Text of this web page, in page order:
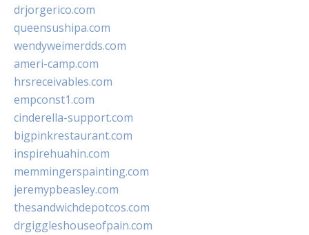
drjorgerico.com
queensushipa.com
wendyweimerdds.com
ameri-camp.com
hrsreceivables.com
empconst1.com
cinderella-support.com
bigpinkrestaurant.com
inspirehuahin.com
memmingerspainting.com
jeremypbeasley.com
thesandwichdepotcos.com
drgiggleshouseofpain.com